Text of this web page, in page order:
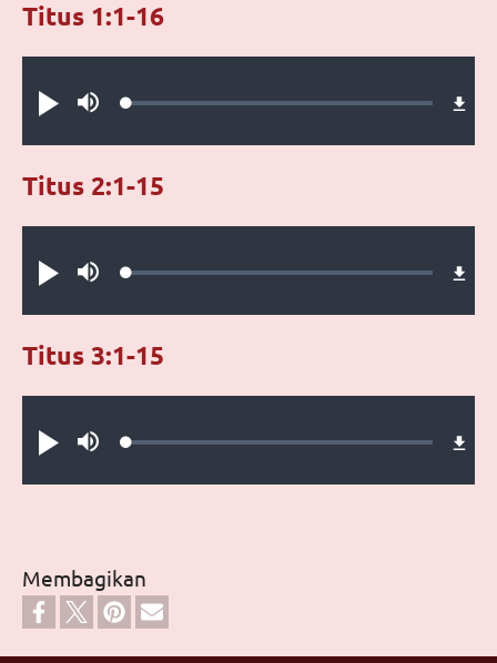
PutarBisu Loaded:
Titus 1:1-16
PutarBisu Loaded:
Titus 2:1-15
PutarBisu Loaded:
Titus 3:1-15
Membagikan